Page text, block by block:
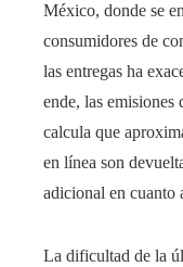
México, donde se
consumidores de
las entregas ha
ende, las emisiones
calcula que
en línea son
adicional en cuanto
La dificultad de la